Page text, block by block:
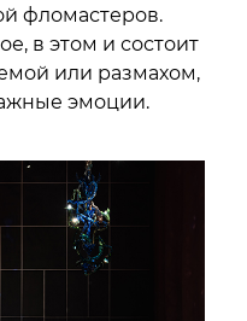
фломастеров.
в этом и состоит
или размахом,
эмоции.